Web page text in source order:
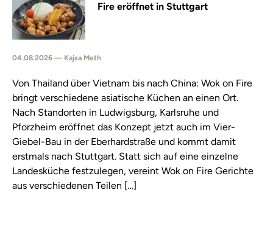
Fire eröffnet in Stuttgart
04.08.2026 — Kajsa Meth
Von Thailand über Vietnam bis nach China: Wok on Fire
bringt verschiedene asiatische Küchen an einen Ort.
Nach Standorten in Ludwigsburg, Karlsruhe und
Pforzheim eröffnet das Konzept jetzt auch im Vier-
Giebel-Bau in der Eberhardstraße und kommt damit
erstmals nach Stuttgart. Statt sich auf eine einzelne
Landesküche festzulegen, vereint Wok on Fire Gerichte
aus verschiedenen Teilen […]